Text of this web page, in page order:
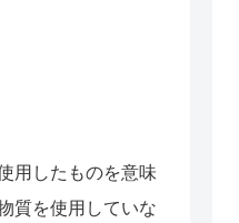
用したものを意味
質を使用していな